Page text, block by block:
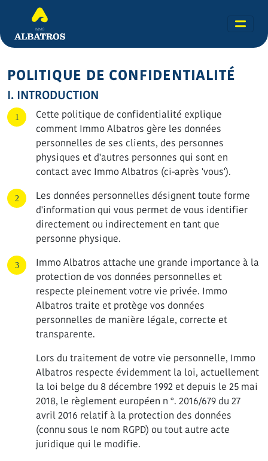
POLITIQUE DE CONFIDENTIALITÉ
I. INTRODUCTION
Cette politique de confidentialité explique
comment Immo Albatros gère les données
personnelles de ses clients, des personnes
physiques et d'autres personnes qui sont en
contact avec Immo Albatros (ci-après 'vous').
Les données personnelles désignent toute forme
d'information qui vous permet de vous identifier
directement ou indirectement en tant que
personne physique.
Immo Albatros attache une grande importance à la
protection de vos données personnelles et
respecte pleinement votre vie privée. Immo
Albatros traite et protège vos données
personnelles de manière légale, correcte et
transparente.
Lors du traitement de votre vie personnelle, Immo
Albatros respecte évidemment la loi, actuellement
la loi belge du 8 décembre 1992 et depuis le 25 mai
2018, le règlement européen n °. 2016/679 du 27
avril 2016 relatif à la protection des données
(connu sous le nom RGPD) ou tout autre acte
juridique qui le modifie.